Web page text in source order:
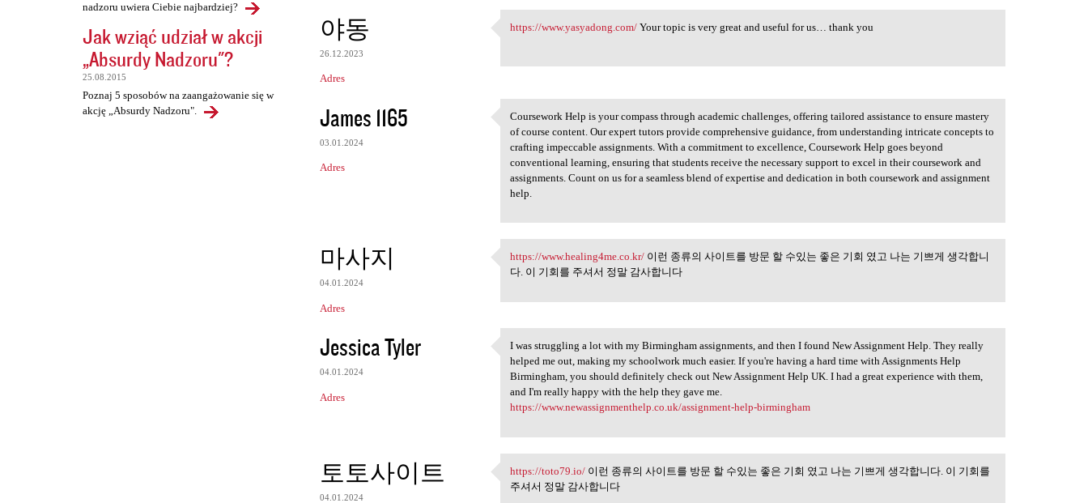
nadzoru uwiera Ciebie najbardziej?
Jak wziąć udział w akcji
„Absurdy Nadzoru"?
25.08.2015
Poznaj 5 sposobów na zaangażowanie się w
akcję „Absurdy Nadzoru".
야동
26.12.2023
Adres
https://www.yasyadong.com/
https://www.yasyadong.com/ Your topic is very great and useful for us… thank you
James 1165
03.01.2024
Adres
Coursework Help is your
Coursework Help is your compass through academic challenges, offering tailored assistance to ensure mastery
of course content. Our expert tutors provide comprehensive guidance, from understanding intricate concepts to
crafting impeccable assignments. With a commitment to excellence, Coursework Help goes beyond
conventional learning, ensuring that students receive the necessary support to excel in their coursework and
assignments. Count on us for a seamless blend of expertise and dedication in both coursework and assignment
help.
마사지
04.01.2024
Adres
https://www.healing4me.co.kr/
https://www.healing4me.co.kr/ 이런 종류의 사이트를 방문 할 수있는 좋은 기회 였고 나는 기쁘게 생각합니
다. 이 기회를 주셔서 정말 감사합니다
Jessica Tyler
04.01.2024
Adres
I was struggling a lot with
I was struggling a lot with my Birmingham assignments, and then I found New Assignment Help. They really
helped me out, making my schoolwork much easier. If you're having a hard time with Assignments Help
Birmingham, you should definitely check out New Assignment Help UK. I had a great experience with them,
and I'm really happy with the help they gave me.
https://www.newassignmenthelp.co.uk/assignment-help-birmingham
토토사이트
04.01.2024
https://toto79.io/ 이런 종류의
https://toto79.io/ 이런 종류의 사이트를 방문 할 수있는 좋은 기회 였고 나는 기쁘게 생각합니다. 이 기회를
주셔서 정말 감사합니다